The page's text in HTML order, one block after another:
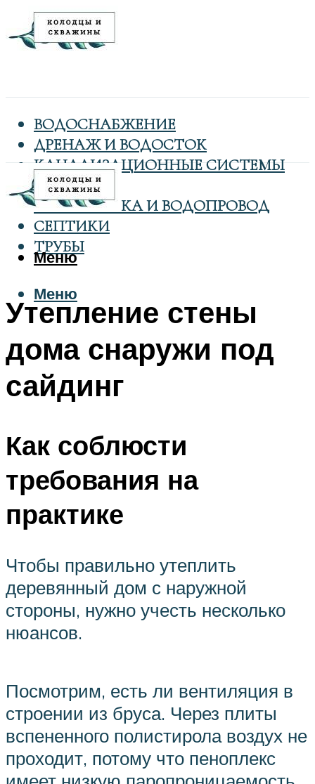
ВОДОСНАБЖЕНИЕ
ДРЕНАЖ И ВОДОСТОК
КАНАЛИЗАЦИОННЫЕ СИСТЕМЫ
КОЛОДЦЫ
САНТЕХНИКА И ВОДОПРОВОД
СЕПТИКИ
ТРУБЫ
Меню
Меню
Утепление стены
дома снаружи под
сайдинг
Как соблюсти
требования на
практике
Чтобы правильно утеплить
деревянный дом с наружной
стороны, нужно учесть несколько
нюансов.
Посмотрим, есть ли вентиляция в
строении из бруса. Через плиты
вспененного полистирола воздух не
проходит, потому что пеноплекс